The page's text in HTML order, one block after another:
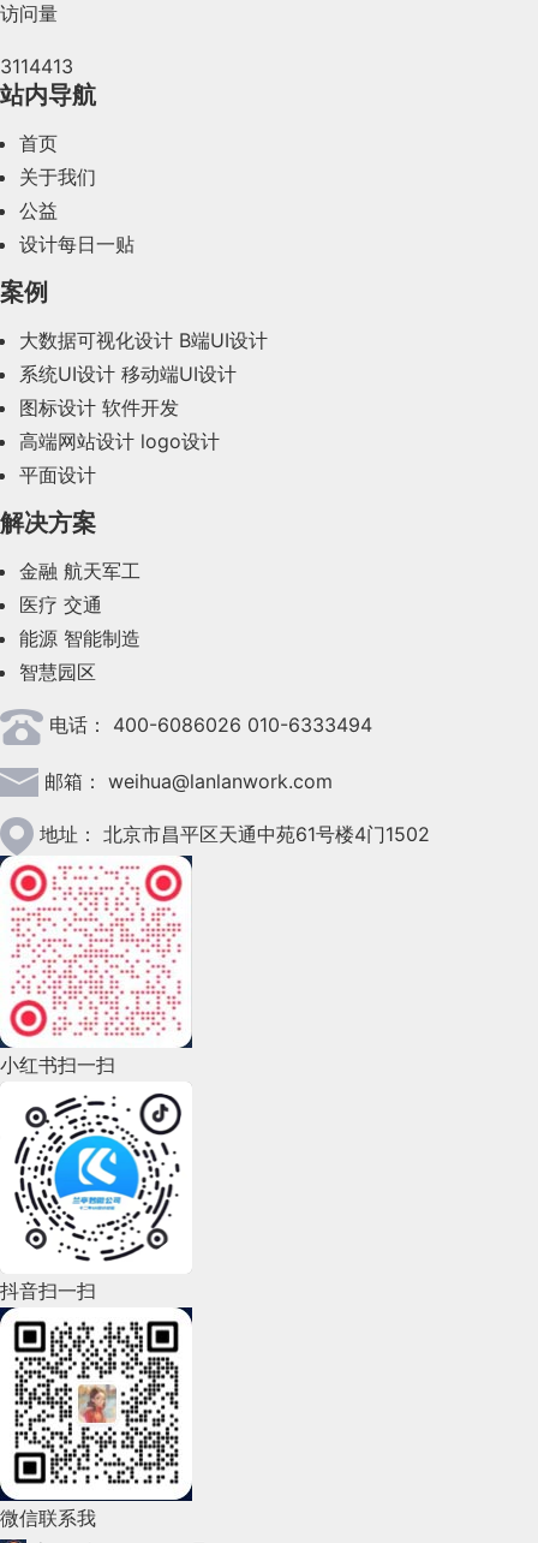
2024年4月(44)
2024年2月(58)
2023年10月(14)
2023年8月(88)
2023年7月(62)
2023年6月(58)
2023年5月(28)
2023年4月(47)
2023年3月(37)
2023年2月(90)
2023年1月(78)
2022年12月(45)
2022年11月(69)
2022年10月(51)
2022年9月(135)
2022年8月(60)
2022年7月(111)
2022年6月(162)
2022年5月(143)
2022年4月(86)
2022年3月(119)
2022年2月(53)
2022年1月(99)
2021年12月(105)
访问量
3114413
站内导航
首页
关于我们
公益
设计每日一贴
案例
大数据可视化设计 B端UI设计
系统UI设计 移动端UI设计
图标设计 软件开发
高端网站设计 logo设计
平面设计
解决方案
金融 航天军工
医疗 交通
能源 智能制造
智慧园区
电话： 400-6086026 010-6333494
邮箱： weihua@lanlanwork.com
地址： 北京市昌平区天通中苑61号楼4门1502
小红书扫一扫
抖音扫一扫
微信联系我